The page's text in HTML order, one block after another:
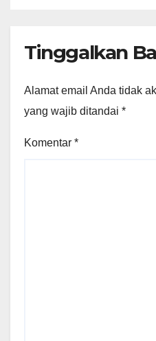
Tinggalkan
Alamat email Anda tidak
yang wajib ditandai *
Komentar *